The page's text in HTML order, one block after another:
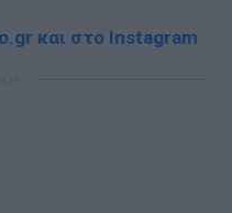
και στο Instagram